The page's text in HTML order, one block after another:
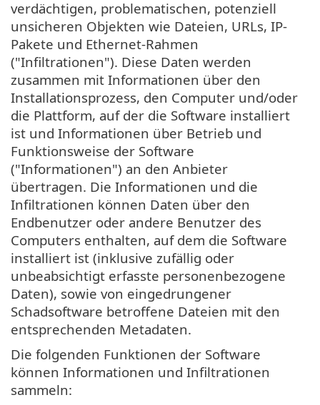
verdächtigen, problematischen, potenziell
unsicheren Objekten wie Dateien, URLs, IP-
Pakete und Ethernet-Rahmen
("Infiltrationen"). Diese Daten werden
zusammen mit Informationen über den
Installationsprozess, den Computer und/oder
die Plattform, auf der die Software installiert
ist und Informationen über Betrieb und
Funktionsweise der Software
("Informationen") an den Anbieter
übertragen. Die Informationen und die
Infiltrationen können Daten über den
Endbenutzer oder andere Benutzer des
Computers enthalten, auf dem die Software
installiert ist (inklusive zufällig oder
unbeabsichtigt erfasste personenbezogene
Daten), sowie von eingedrungener
Schadsoftware betroffene Dateien mit den
entsprechenden Metadaten.
Die folgenden Funktionen der Software
können Informationen und Infiltrationen
sammeln: